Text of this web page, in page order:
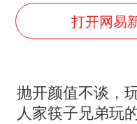
白
打开网易
抛开颜值不谈，
人家筷子兄弟玩